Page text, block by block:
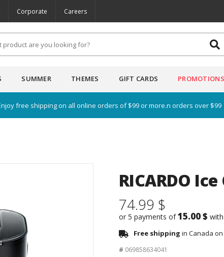
Corporate Careers
SUMMER THEMES GIFT CARDS PROMOTIONS
free shipping on all online orders of $99 or more.n orders over $99
RICARDO
74.99 $
or 5 payments of15.00 $ with
Free shipping in Canada
# 069858634041